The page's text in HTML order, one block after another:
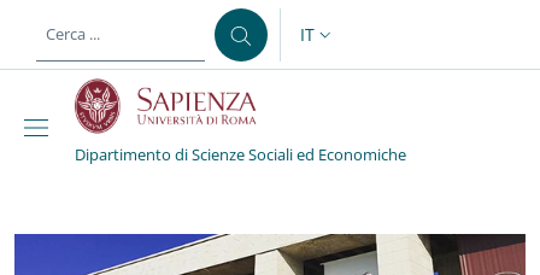
al contenuto principale
SELETTORE LINGUA:
IT
Dipartimento di Scienze Sociali ed Economiche
Benvenuti nel sito del